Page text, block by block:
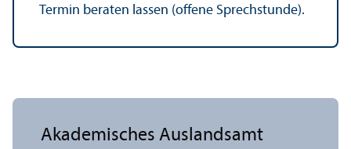
Termin beraten lassen (offene Sprechstunde).
Akademisches Auslands­amt